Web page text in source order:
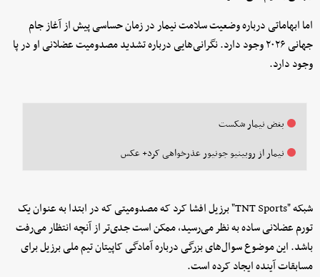
اما ابهاماتی درباره وضعیت سلامت نیمار در زمان حساسی پیش از آغاز جام
جهانی ۲۰۲۶ وجود دارد. نگرانی‌هایی درباره تشدید مصدومیت عضلانی او در پا
وجود دارد.
بغض نیمار شکست
نیمار از روبینیو جونیور عذرخواهی کرد+ عکس
شبکه "TNT Sports" برزیل افشا کرد که مصدومیتی که در ابتدا به عنوان یک
تورم عضلانی ساده به نظر می‌رسید، ممکن است جدی‌تر از آنچه انتظار می‌رفت
باشد. این موضوع سوال‌های بزرگی درباره آمادگی کاپیتان تیم ملی برزیل برای
مسابقات آینده ایجاد کرده است.